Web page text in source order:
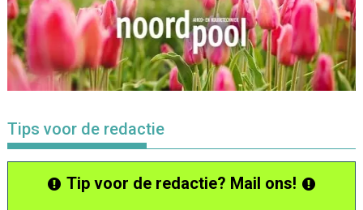
Tips voor de redactie
Tip voor de redactie? Mail ons!